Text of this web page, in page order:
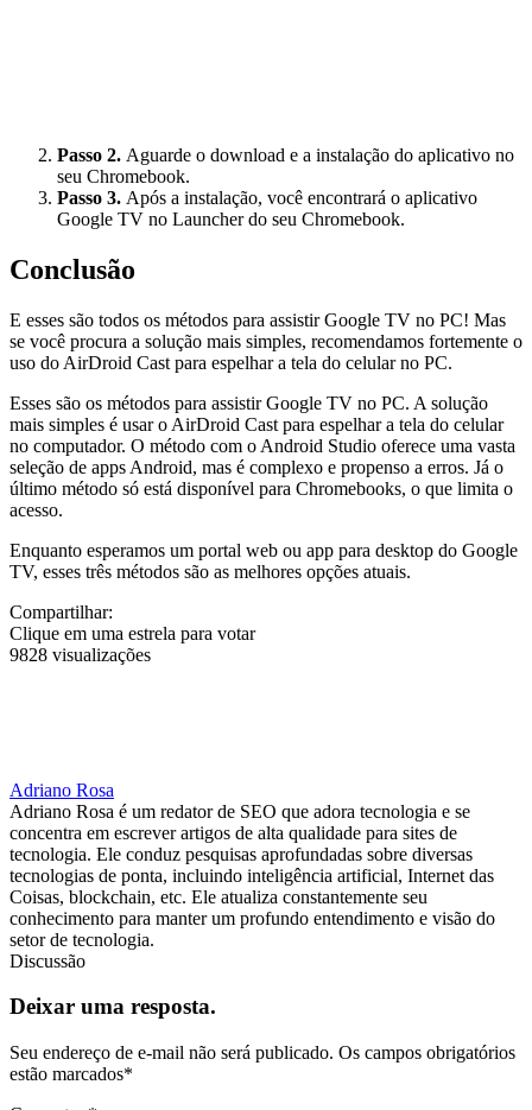
Passo 2. Aguarde o download e a instalação do aplicativo no
seu Chromebook.
Passo 3. Após a instalação, você encontrará o aplicativo
Google TV no Launcher do seu Chromebook.
Conclusão
E esses são todos os métodos para assistir Google TV no PC! Mas
se você procura a solução mais simples, recomendamos fortemente o
uso do AirDroid Cast para espelhar a tela do celular no PC.
Esses são os métodos para assistir Google TV no PC. A solução
mais simples é usar o AirDroid Cast para espelhar a tela do celular
no computador. O método com o Android Studio oferece uma vasta
seleção de apps Android, mas é complexo e propenso a erros. Já o
último método só está disponível para Chromebooks, o que limita o
acesso.
Enquanto esperamos um portal web ou app para desktop do Google
TV, esses três métodos são as melhores opções atuais.
Compartilhar:
Clique em uma estrela para votar
9828 visualizações
Adriano Rosa
Adriano Rosa é um redator de SEO que adora tecnologia e se
concentra em escrever artigos de alta qualidade para sites de
tecnologia. Ele conduz pesquisas aprofundadas sobre diversas
tecnologias de ponta, incluindo inteligência artificial, Internet das
Coisas, blockchain, etc. Ele atualiza constantemente seu
conhecimento para manter um profundo entendimento e visão do
setor de tecnologia.
Discussão
Deixar uma resposta.
Seu endereço de e-mail não será publicado. Os campos obrigatórios
estão marcados*